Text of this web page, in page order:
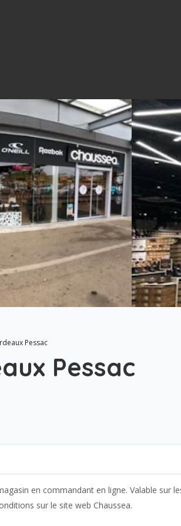
Pessac
Pessac
en commandant en ligne. Valable sur
sur le site web Chaussea.